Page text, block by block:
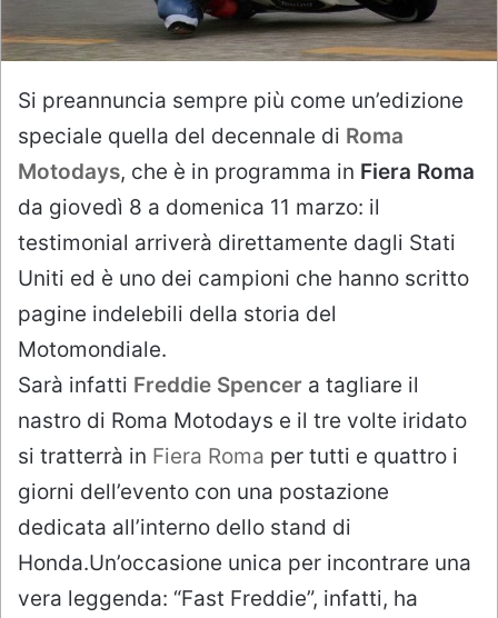
Si preannuncia sempre più come un’edizione
speciale quella del decennale di Roma
Motodays, che è in programma in Fiera Roma
da giovedì 8 a domenica 11 marzo: il
testimonial arriverà direttamente dagli Stati
Uniti ed è uno dei campioni che hanno scritto
pagine indelebili della storia del
Motomondiale.
Sarà infatti Freddie Spencer a tagliare il
nastro di Roma Motodays e il tre volte iridato
si tratterrà in Fiera Roma per tutti e quattro i
giorni dell’evento con una postazione
dedicata all’interno dello stand di
Honda.Un’occasione unica per incontrare una
vera leggenda: “Fast Freddie”, infatti, ha